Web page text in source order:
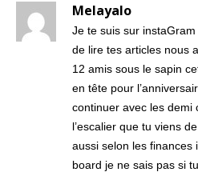
Melayalo
Je te suis sur
de lire tes articles nous
12 amis sous le sapin
en tête pour
continuer avec les demi
l’escalier que tu viens
aussi selon les finances
board je ne sais pas si